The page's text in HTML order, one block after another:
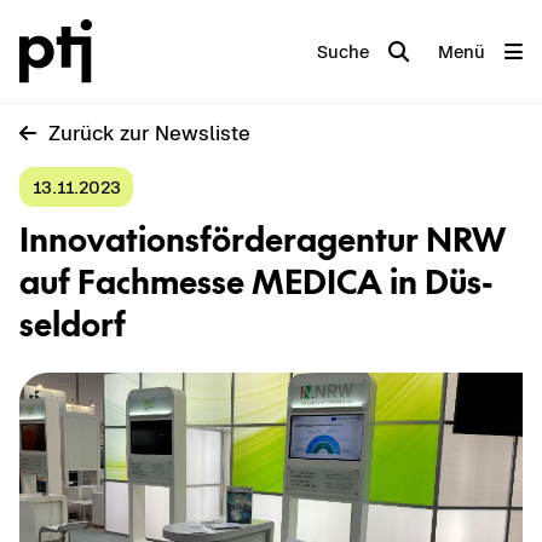
Suche Menü
Zu­rück zur News­lis­te
13.11.2023
In­no­va­ti­ons­för­der­agen­tur NRW
auf Fach­mes­se ME­DI­CA in Düs­
sel­dorf